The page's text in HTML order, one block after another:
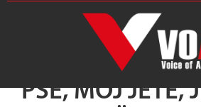
PSE, MOJ JETË,